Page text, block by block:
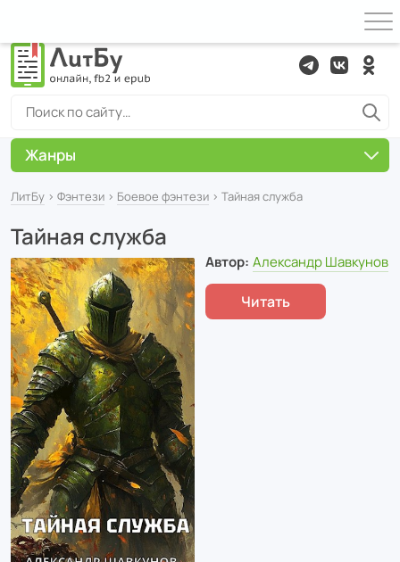
ЛитБу › Фэнтези › Боевое фэнтези › Тайная служба
Тайная служба
Автор: Александр Шавкунов
Читать
Жанры